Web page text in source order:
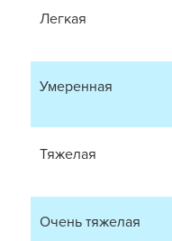
Легкая
Умеренная
Тяжелая
Очень тяжелая